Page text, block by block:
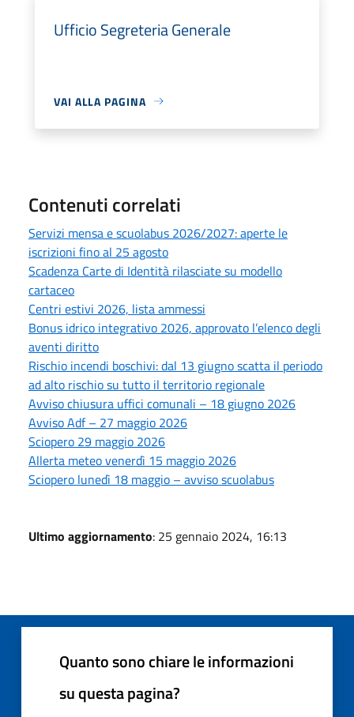
Ufficio Segreteria Generale
VAI ALLA PAGINA
Contenuti correlati
Servizi mensa e scuolabus 2026/2027: aperte le
iscrizioni fino al 25 agosto
Scadenza Carte di Identità rilasciate su modello
cartaceo
Centri estivi 2026, lista ammessi
Bonus idrico integrativo 2026, approvato l’elenco degli
aventi diritto
Rischio incendi boschivi: dal 13 giugno scatta il periodo
ad alto rischio su tutto il territorio regionale
Avviso chiusura uffici comunali – 18 giugno 2026
Avviso Adf – 27 maggio 2026
Sciopero 29 maggio 2026
Allerta meteo venerdì 15 maggio 2026
Sciopero lunedì 18 maggio – avviso scuolabus
Ultimo aggiornamento: 25 gennaio 2024, 16:13
Quanto sono chiare le informazioni
su questa pagina?